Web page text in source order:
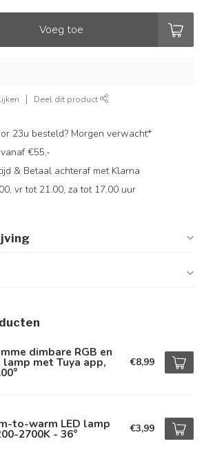
Voeg toe
Deel dit product
23u besteld? Morgen verwacht*
€55,-
& Betaal achteraf met Klarna
vr tot 21.00, za tot 17.00 uur
dimbare RGB en
lamp met Tuya app, €8,99
to-warm LED lamp
2700K - 36° €3,99